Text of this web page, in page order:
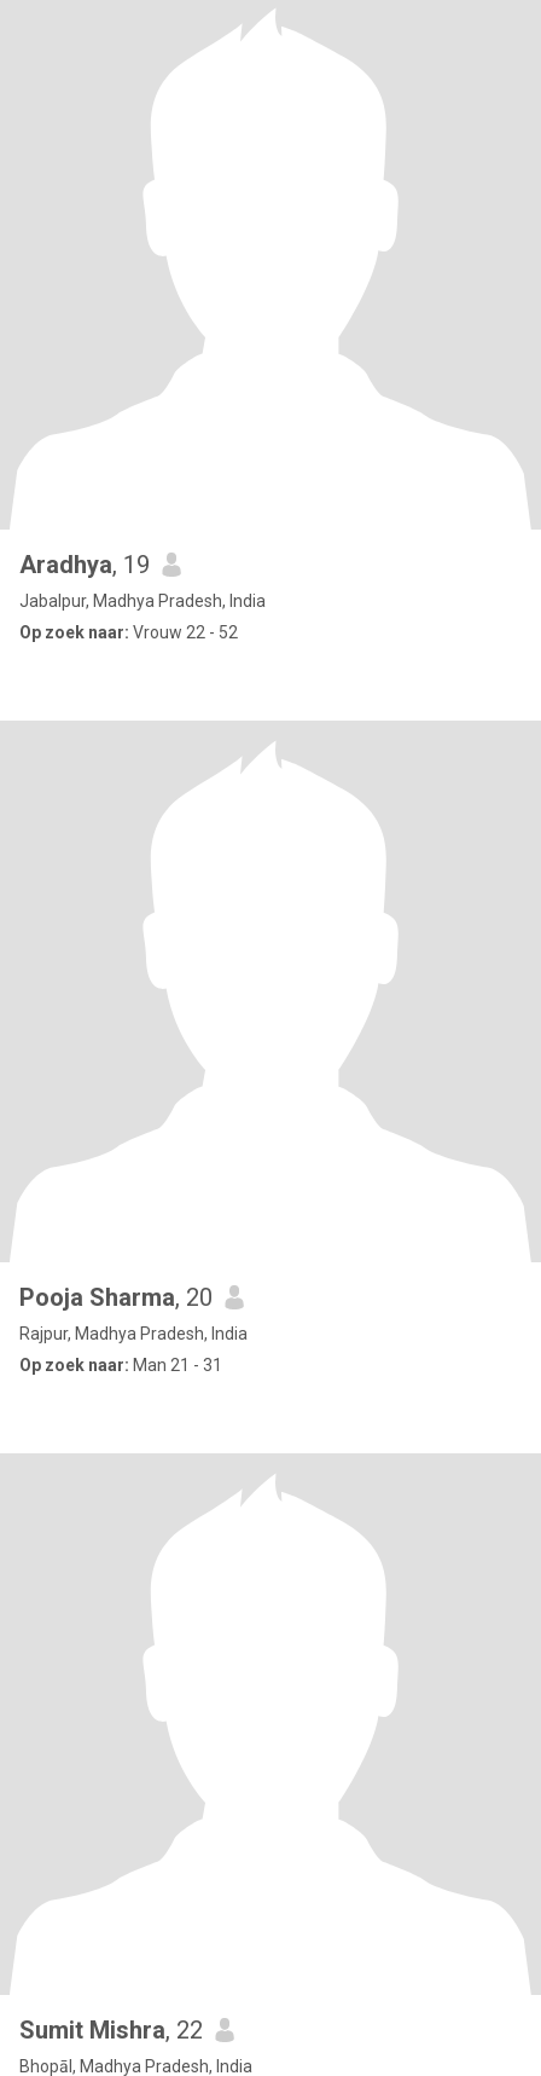
Aradhya, 19
Jabalpur, Madhya Pradesh, India
Op zoek naar: Vrouw 22 - 52
Pooja Sharma, 20
Rajpur, Madhya Pradesh, India
Op zoek naar: Man 21 - 31
Sumit Mishra, 22
Bhopāl, Madhya Pradesh, India